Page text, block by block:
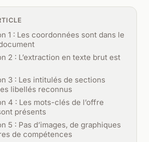
1 : Les coordonnées sont dans le
2 : L’extraction en texte brut est
3 : Les intitulés de sections
libellés reconnus
4 : Les mots-clés de l’offre
présents
5 : Pas d’images, de graphiques
de compétences